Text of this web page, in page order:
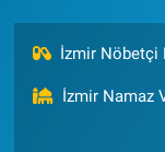
İzmir Nöbetçi
İzmir Namaz